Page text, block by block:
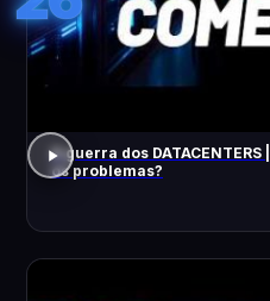
A guerra dos
os problemas?